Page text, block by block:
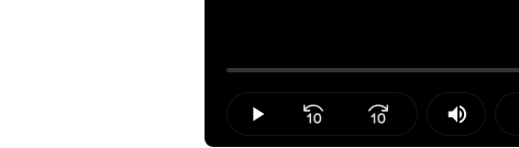
Loaded:
Play Mute